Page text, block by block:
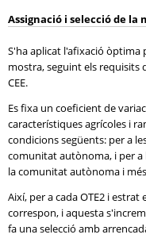
Assignació i selecció de la
S'ha aplicat l'afixació òptima
mostra, seguint els requisits
CEE.
Es fixa un coeficient de
característiques agrícoles i
condicions següents: per a
comunitat autònoma, i per a
la comunitat autònoma i
Així, per a cada OTE2 i
correspon, i aquesta
fa una selecció amb